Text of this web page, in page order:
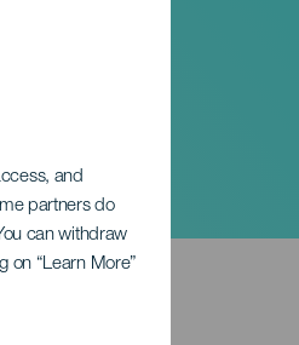
and
partners do
can withdraw
on “Learn More”